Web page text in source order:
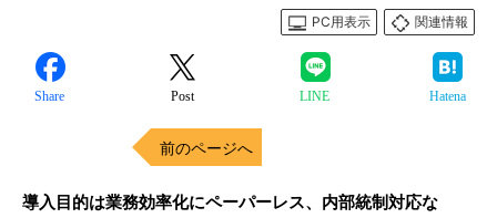
PC用表示
関連情報
Share Post LINE Hatena
前のページへ
導入目的は業務効率化にペーパーレス、内部統制対応な